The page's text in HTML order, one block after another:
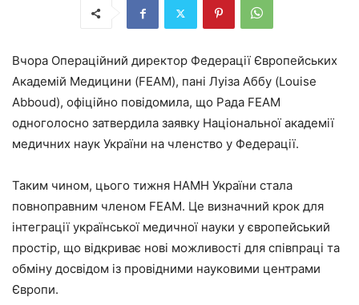
Вчора Операційний директор Федерації Європейських
Академій Медицини (FEAM), пані Луіза Аббу (Louise
Abboud), офіційно повідомила, що Рада FEAM
одноголосно затвердила заявку Національної академії
медичних наук України на членство у Федерації.
Таким чином, цього тижня НАМН України стала
повноправним членом FEAM. Це визначний крок для
інтеграції української медичної науки у європейський
простір, що відкриває нові можливості для співпраці та
обміну досвідом із провідними науковими центрами
Європи.